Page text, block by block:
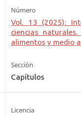
Número
Vol. 13 (2025):
ciencias
alimentos y medio
Sección
Capítulos
Licencia